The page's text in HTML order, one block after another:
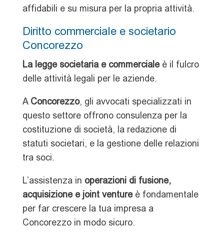
affidabili e su misura per la propria attività.
Diritto commerciale e societario
Concorezzo
La legge societaria e commercialeè il fulcro
delle attività legali per le aziende.
A Concorezzo, gli avvocati specializzati in
questo settore offrono consulenza per la
costituzione di società, la redazione di
statuti societari, e la gestione delle relazioni
tra soci.
L’assistenza in operazioni di fusione,
acquisizione e joint ventureè fondamentale
per far crescere la tua impresa a
Concorezzo in modo sicuro.